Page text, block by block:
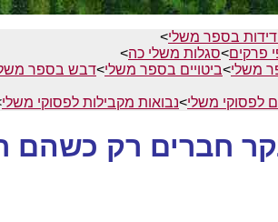
בספר משלי>
פרקים>סגלות משלי כה>
משלי>ביטויים בספר משלי>דבש בספר
לפסוקי משלי>נבואות מקבילות לפסוקי משלי
חברים רק כשהם